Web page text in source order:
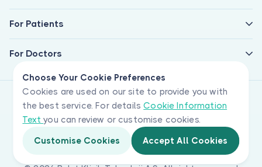
Choose Your Cookie Preferences
Cookies are used on our site to provide you with
the best service. For detailsCookie Information
Textyou can review or customise cookies.
Customise Cookies
Accept All Cookies
For Patients
For Doctors